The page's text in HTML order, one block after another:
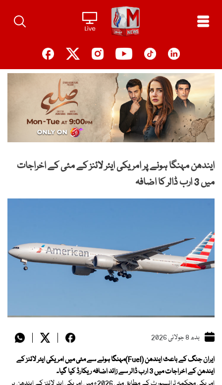
content
ایندھن مہنگا ہونے پر امریکی ایئر لائنز کے مئی کے اخراجات
میں 3 ارب ڈالر کا اضافہ
بدھ 8 جولائی 2026
ایران جنگ کے باعث ایندھن (Fuel)مہنگا ہونے سے مئی میں امریکی ایئر لائنز کے
ایندھن کے اخراجات میں 3 ارب ڈالر سے زائد اضافہ ریکارڈ کیا گیا۔